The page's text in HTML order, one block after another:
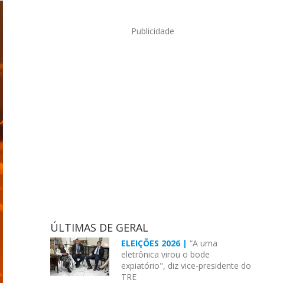
Publicidade
ÚLTIMAS DE GERAL
ELEIÇÕES 2026 |“A urna
eletrônica virou o bode
expiatório", diz vice-presidente do
TRE